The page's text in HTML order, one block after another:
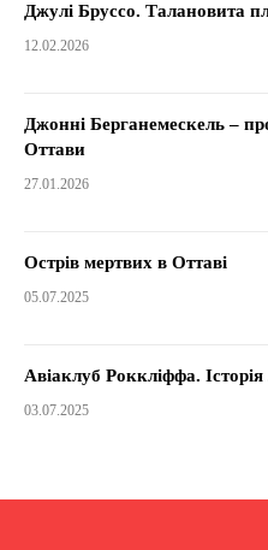
Джулі Бруссо. Талановита
12.02.2026
Джонні Берганемескель –
Оттави
27.01.2026
Острів мертвих в Оттаві
05.07.2025
Авіаклуб Роккліффа.
03.07.2025